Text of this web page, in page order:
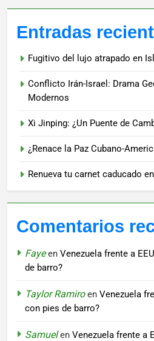
Entradas
Fugitivo del lujo atrapado en
Conflicto Irán-Israel: Drama
Modernos
Xi Jinping: ¿Un Puente de
¿Renace la Paz Cubano-
Renueva tu carnet caducado
Comentarios
Fayeen Venezuela frente a
de barro?
Taylor Ramiroen Venezuela
con pies de barro?
Samuelen Venezuela frente a